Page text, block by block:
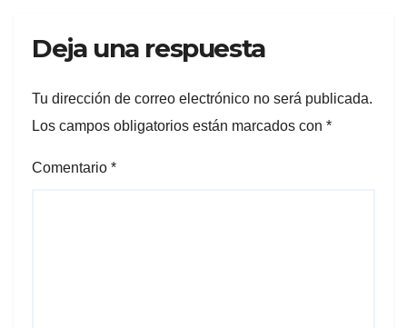
Deja una respuesta
Tu dirección de correo electrónico no será publicada.
Los campos obligatorios están marcados con *
Comentario *